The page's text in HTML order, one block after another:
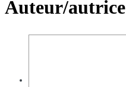
Auteur/autrice